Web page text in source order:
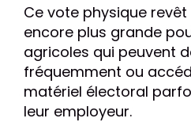
Ce vote physique
encore plus grande
agricoles qui peuvent
fréquemment ou
matériel électoral
leur employeur.